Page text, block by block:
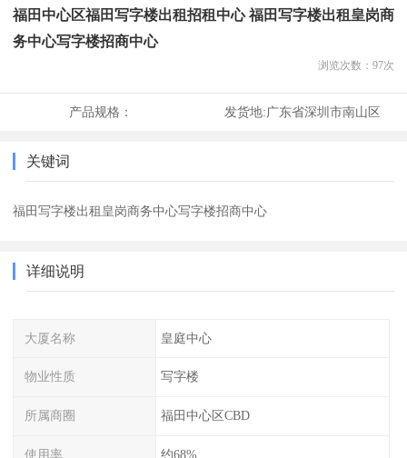
福田中心区福田写字楼出租招租中心 福田写字楼出租皇岗商
务中心写字楼招商中心
浏览次数： 97次
产品规格： 发货地:广东省深圳市南山区
关键词
福田写字楼出租皇岗商务中心写字楼招商中心
详细说明
大厦名称 皇庭中心
物业性质 写字楼
所属商圈 福田中心区CBD
使用率 约68%